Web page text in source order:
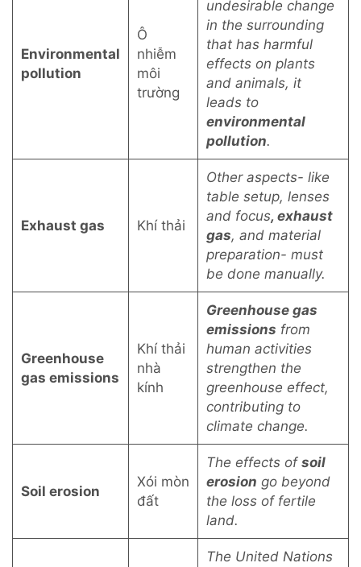
Environmental
pollution
Ô
nhiễm
môi
trường
undesirable change
in the surrounding
that has harmful
effects on plants
and animals, it
leads to
environmental
pollution.
Exhaust gas Khí thải
Other aspects- like
table setup, lenses
and focus, exhaust
gas, and material
preparation- must
be done manually.
Greenhouse
gas emissions
Khí thải
nhà
kính
Greenhouse gas
emissions from
human activities
strengthen the
greenhouse effect,
contributing to
climate change.
Soil erosion
Xói mòn
đất
The effects of soil
erosion go beyond
the loss of fertile
land.
The United Nations